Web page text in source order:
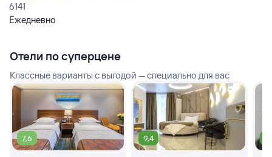
6141
Ежедневно
Отели по суперцене
Классные варианты с выгодой — специально для вас
7,6 9,4